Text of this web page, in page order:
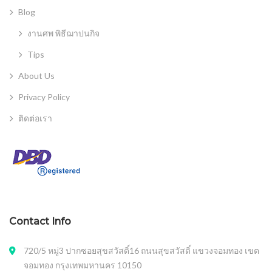
Blog
งานศพ พิธีฌาปนกิจ
Tips
About Us
Privacy Policy
ติดต่อเรา
Contact Info
720/5 หมู่3 ปากซอยสุขสวัสดิ์16 ถนนสุขสวัสดิ์ แขวงจอมทอง เขต
จอมทอง กรุงเทพมหานคร 10150